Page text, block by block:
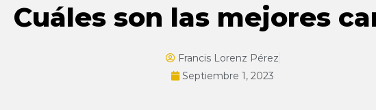
Cuáles son las mejores
Francis Lorenz Pérez
Septiembre 1, 2023